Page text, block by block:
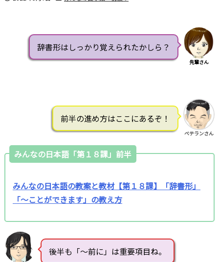
辞書形はしっかり覚えられたかしら？
先輩さん
前半の進め方はここにあるぞ！
ベテランさん
みんなの日本語「第１８課」前半
みんなの日本語の教案と教材【第１８課】「辞書形」
「～ことができます」の教え方
後半も「～前に」は重要項目ね。